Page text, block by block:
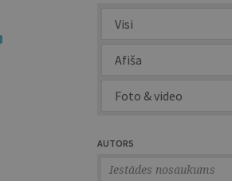
Visi
Afiša
Foto & video
AUTORS